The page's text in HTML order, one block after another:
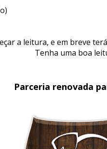
a leitura, e em breve
Tenha uma boa
Parceria renovada